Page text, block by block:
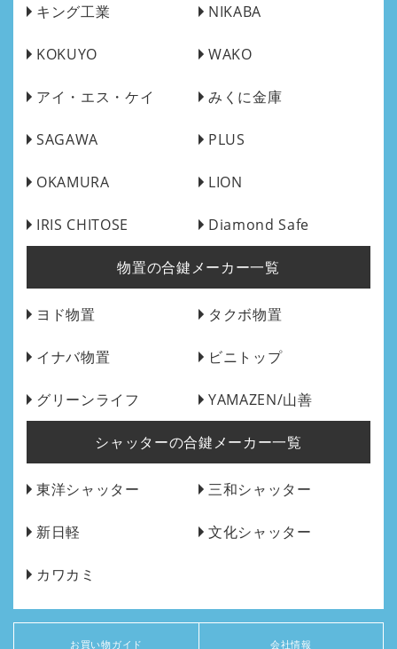
キング工業 NIKABA
KOKUYO WAKO
アイ・エス・ケイ みくに金庫
SAGAWA PLUS
OKAMURA LION
IRIS CHITOSE Diamond Safe
物置の合鍵メーカー一覧
ヨド物置 タクボ物置
イナバ物置 ビニトップ
グリーンライフ YAMAZEN/山善
シャッターの合鍵メーカー一覧
東洋シャッター 三和シャッター
新日軽 文化シャッター
カワカミ
お買い物ガイド 会社情報